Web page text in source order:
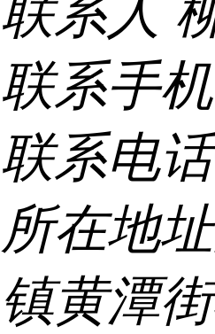
联系人
联系手机
联系电话
所在地址
镇黄潭